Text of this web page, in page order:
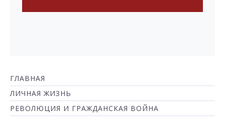
ГЛАВНАЯ
ЛИЧНАЯ ЖИЗНЬ
РЕВОЛЮЦИЯ И ГРАЖДАНСКАЯ ВОЙНА